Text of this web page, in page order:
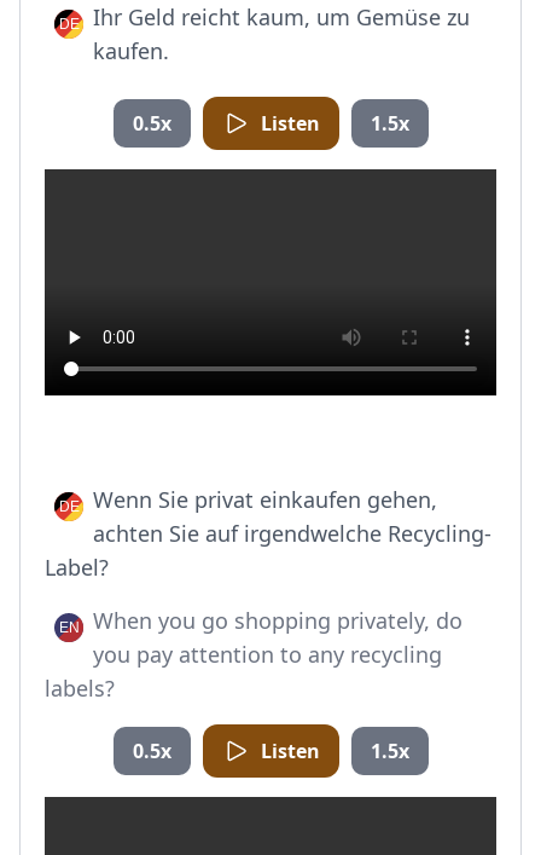
Ihr Geld reicht kaum, um Gemüse zu
kaufen.
0.5x Listen 1.5x
Wenn Sie privat einkaufen gehen,
achten Sie auf irgendwelche Recycling-
Label?
When you go shopping privately, do
you pay attention to any recycling
labels?
0.5x Listen 1.5x